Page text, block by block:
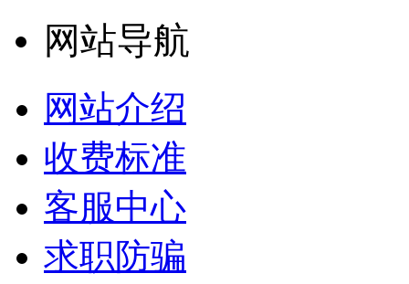
网站导航
网站介绍
收费标准
客服中心
求职防骗